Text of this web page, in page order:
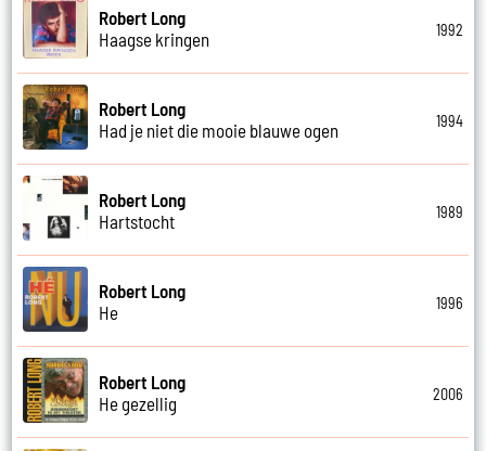
Robert Long
Haagse kringen
1992
Robert Long
Had je niet die mooie blauwe ogen
1994
Robert Long
Hartstocht
1989
Robert Long
He
1996
Robert Long
He gezellig
2006